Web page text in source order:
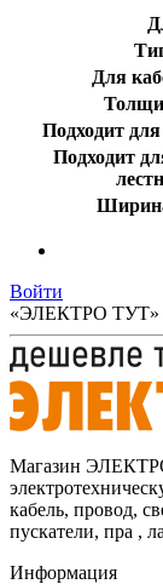
Для
Подходит
Подходит
Войти
«ЭЛЕКТРО ТУТ» -
Магазин
кабель, провод,
пускатели, пра ,
Информация